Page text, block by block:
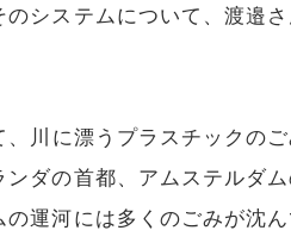
システムについて、渡邉
、川に漂うプラスチックの
ダの首都、アムステルダム
運河には多くのごみが沈ん